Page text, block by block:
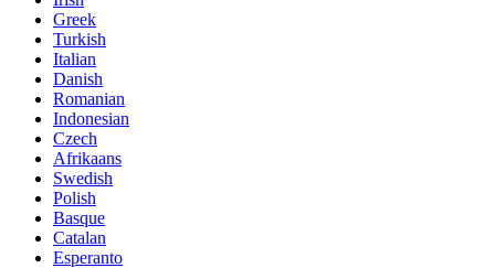
Greek
Turkish
Italian
Danish
Romanian
Indonesian
Czech
Afrikaans
Swedish
Polish
Basque
Catalan
Esperanto